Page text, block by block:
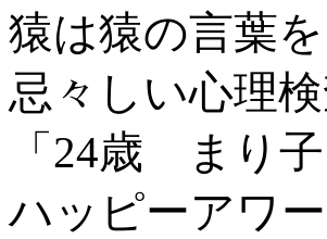
猿は猿の言葉
忌々しい心理
「24歳 まり子
ハッピーアワ